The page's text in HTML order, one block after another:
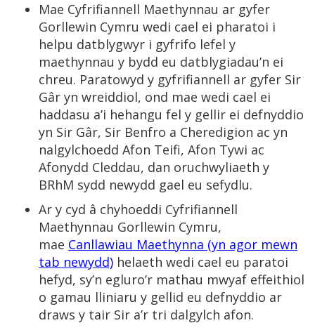
Mae Cyfrifiannell Maethynnau ar gyfer
Gorllewin Cymru wedi cael ei pharatoi i
helpu datblygwyr i gyfrifo lefel y
maethynnau y bydd eu datblygiadau’n ei
chreu. Paratowyd y gyfrifiannell ar gyfer Sir
Gâr yn wreiddiol, ond mae wedi cael ei
haddasu a’i hehangu fel y gellir ei defnyddio
yn Sir Gâr, Sir Benfro a Cheredigion ac yn
nalgylchoedd Afon Teifi, Afon Tywi ac
Afonydd Cleddau, dan oruchwyliaeth y
BRhM sydd newydd gael eu sefydlu.
Ar y cyd â chyhoeddi Cyfrifiannell
Maethynnau Gorllewin Cymru,
mae Canllawiau Maethynna (yn agor mewn
tab newydd) helaeth wedi cael eu paratoi
hefyd, sy’n egluro’r mathau mwyaf effeithiol
o gamau lliniaru y gellid eu defnyddio ar
draws y tair Sir a’r tri dalgylch afon.